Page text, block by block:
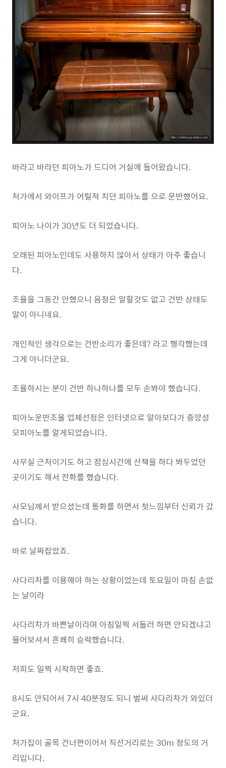
바라고 바라던 피아노가 드디어 거실에 들어왔습니다.
처가에서 와이프가 어릴적 치던 피아노를 으로 운반했어요.
피아노 나이가 30년도 더 되었습니다.
오래된 피아노인데도 사용하지 않아서 상태가 아주 좋습니
다.
조율을 그동간 안했으니 음정은 말할것도 없고 건반 상태도
말이 아니네요.
개인적인 생각으로는 건반소리가 좋은데? 라고 행각했는데
그게 아니더군요.
조율하시는 분이 건반 하나하나를 모두 손봐야 했습니다.
피아노운반조율 업체선정은 인터넷으로 알아보다가 중앙성
모피아노를 알게되었습니다.
사무실 근처이기도 하고 점심시간에 산책을 하다 봐두었던
곳이기도 해서 전화를 했습니다.
사모님께서 받으셨는데 통화를 하면서 첫느낌부터 신뢰가 갔
습니다.
바로 날짜잡았죠.
사다리차를 이용해야 하는 상황이었는데 토요일이 마침 손없
는 날이라
사다리차가 바쁜날이라며 아침일찍 서둘러 하면 안되겠냐고
물어보셔서 흔쾌히 승락했습니다.
저희도 일찍 시작하면 좋죠.
8시도 안되어서 7시 40분정도 되니 벌써 사다리차가 와있더
군요.
처가집이 골목 건너편이어서 직선거리로는 30m 정도의 거
리입니다.